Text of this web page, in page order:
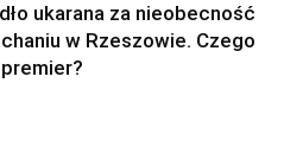
ukarana za nieobecność
w Rzeszowie. Czego
premier?